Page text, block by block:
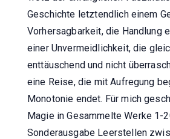
Geschichte letztendlich einem
Vorhersagbarkeit, die Handlung
einer Unvermeidlichkeit, die
enttäuschend und nicht
eine Reise, die mit Aufregung
Monotonie endet. Für mich
Magie in Gesammelte Werke 1-
Sonderausgabe Leerstellen